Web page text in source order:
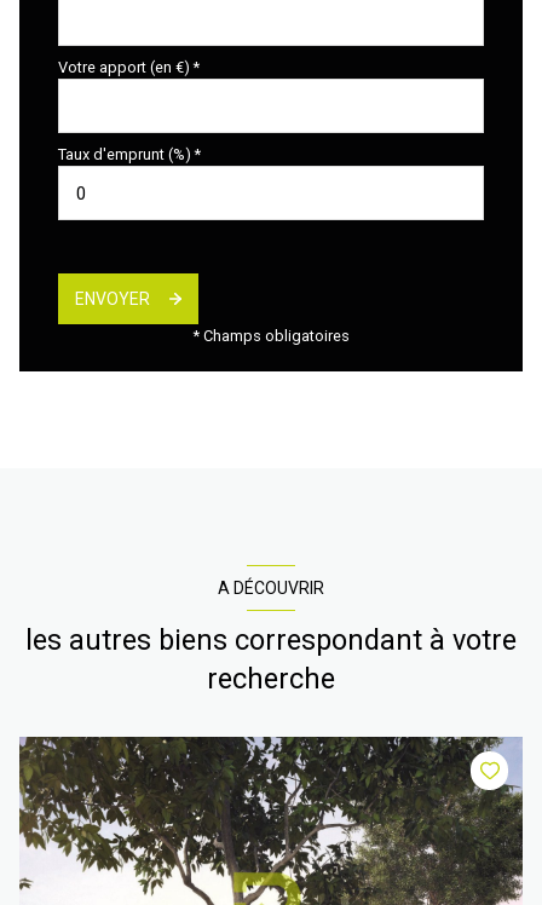
Votre apport (en €) *
Taux d'emprunt (%) *
ENVOYER
* Champs obligatoires
A DÉCOUVRIR
les autres biens correspondant à votre
recherche